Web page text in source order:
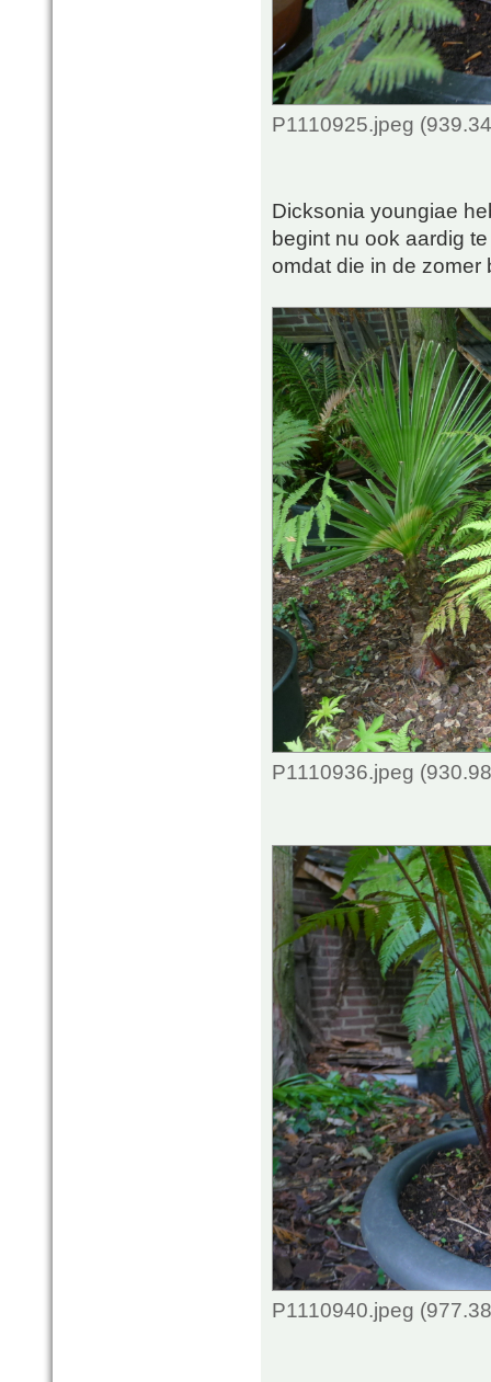
P1110925.jpeg
Dicksonia youngiae
begint nu ook aardig
omdat die in de zomer
P1110936.jpeg
P1110940.jpeg